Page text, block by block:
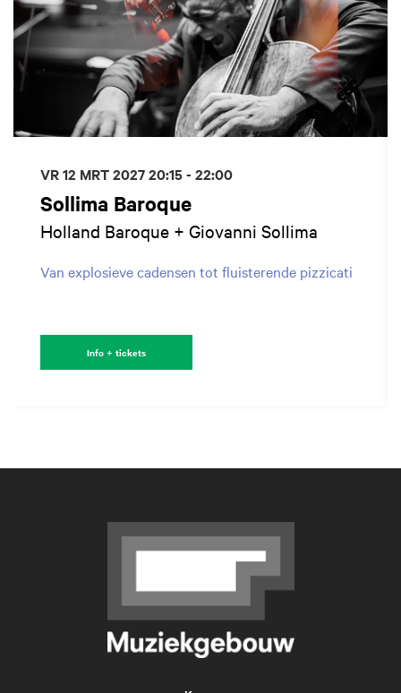
Sollima Baroque
Holland Baroque + Giovanni Sollima
Van explosieve cadensen tot fluisterende pizzicati
VR 12 MRT 202720:15 - 22:00
Info + tickets